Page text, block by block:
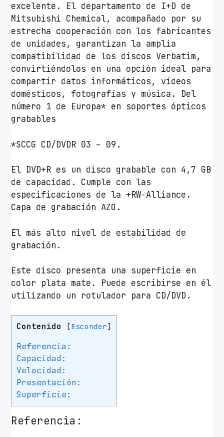
excelente. El departamento de I+D de
Mitsubishi Chemical, acompañado por su
estrecha cooperación con los fabricantes
de unidades, garantizan la amplia
compatibilidad de los discos Verbatim,
convirtiéndolos en una opción ideal para
compartir datos informáticos, vídeos
domésticos, fotografías y música. Del
número 1 de Europa* en soportes ópticos
grabables
*SCCG CD/DVDR 03 – 09.
El DVD+R es un disco grabable con 4,7 GB
de capacidad. Cumple con las
especificaciones de la +RW-Alliance.
Capa de grabación AZO.
El más alto nivel de estabilidad de
grabación.
Este disco presenta una superficie en
color plata mate. Puede escribirse en él
utilizando un rotulador para CD/DVD.
Contenido [Esconder]
Referencia:
Capacidad:
Velocidad:
Presentación:
Superficie:
Referencia: